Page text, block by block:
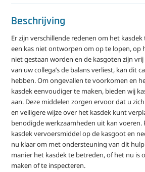
Beschrijving
Er zijn verschillende redenen om het
een kas niet ontworpen om op te lopen, op
niet gestaan worden en de kasgoten zijn
van uw collega’s de balans verliest, kan dit
hebben. Om ongevallen te voorkomen en
kasdek eenvoudiger te maken, bieden wij
aan. Deze middelen zorgen ervoor dat u
en veiligere wijze over het kasdek kunt
benodigde werkzaamheden uit kan voeren.
kasdek vervoersmiddel op de kasgoot en
nu klaar om met ondersteuning van dit
manier het kasdek te betreden, of het nu is
maken of te inspecteren.